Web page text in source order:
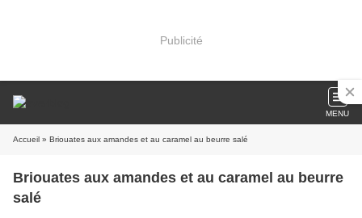
Publicité
MENU
Accueil » Briouates aux amandes et au caramel au beurre salé
Briouates aux amandes et au caramel au beurre
salé